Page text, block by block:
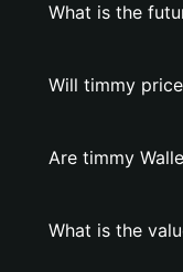
What is the
Will timmy
Are timmy
What is the